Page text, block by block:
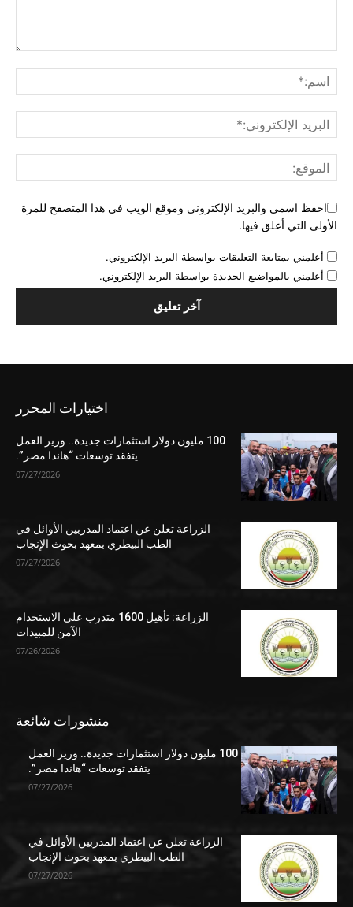
احفظ اسمي والبريد الإلكتروني وموقع الويب في هذا المتصفح للمرة
الأولى التي أعلق فيها.
أعلمني بمتابعة التعليقات بواسطة البريد الإلكتروني.
أعلمني بالمواضيع الجديدة بواسطة البريد الإلكتروني.
اختيارات المحرر
100 مليون دولار استثمارات جديدة.. وزير العمل
يتفقد توسعات “هاندا مصر”.
07/27/2026
الزراعة تعلن عن اعتماد المدربين الأوائل في
الطب البيطري بمعهد بحوث الإنجاب
07/27/2026
الزراعة: تأهيل 1600 متدرب على الاستخدام
الآمن للمبيدات
07/26/2026
منشورات شائعة
100 مليون دولار استثمارات جديدة.. وزير العمل
يتفقد توسعات “هاندا مصر”.
07/27/2026
الزراعة تعلن عن اعتماد المدربين الأوائل في
الطب البيطري بمعهد بحوث الإنجاب
07/27/2026